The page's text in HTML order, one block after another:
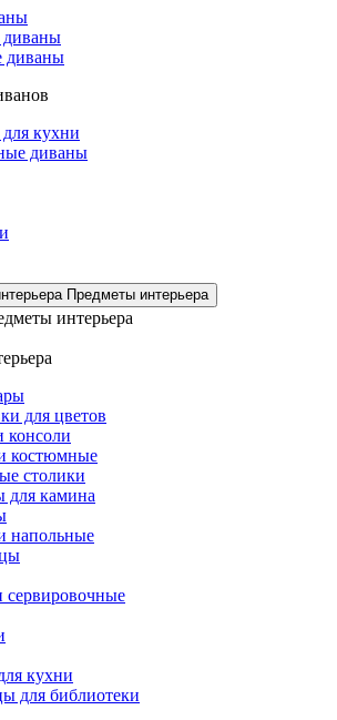
диваны
кухни
диваны
Предметы интерьера
для цветов
консоли
костюмные
столики
для камина
напольные
сервировочные
кухни
для библиотеки